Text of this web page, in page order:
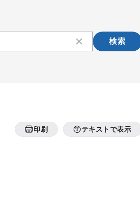
検索
印刷 テキストで表示